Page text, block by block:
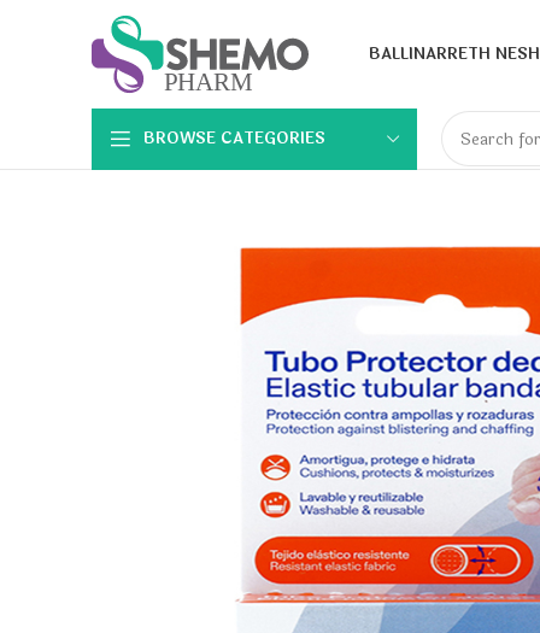
BALLINARRETH NESH
BROWSE CATEGORIES